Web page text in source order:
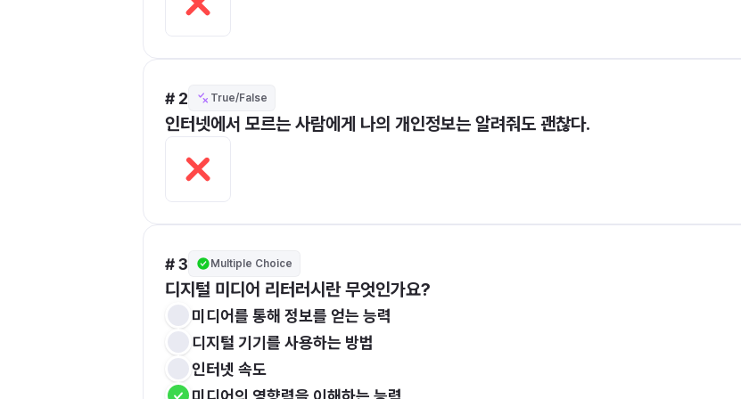
# 2 True/False
인터넷에서 모르는 사람에게 나의 개인정보는 알려줘도 괜찮다.
# 3 Multiple Choice
디지털 미디어 리터러시란 무엇인가요?
미디어를 통해 정보를 얻는 능력
디지털 기기를 사용하는 방법
인터넷 속도